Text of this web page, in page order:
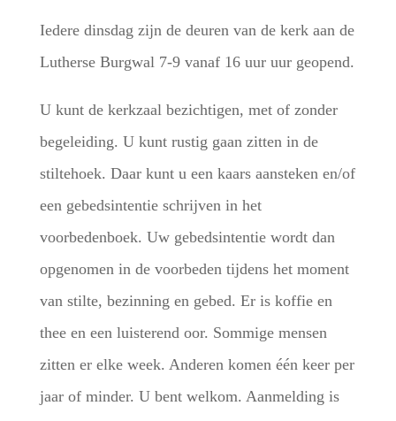
Iedere dinsdag zijn de deuren van de kerk aan de
Lutherse Burgwal 7-9 vanaf 16 uur uur geopend.
U kunt de kerkzaal bezichtigen, met of zonder
begeleiding. U kunt rustig gaan zitten in de
stiltehoek. Daar kunt u een kaars aansteken en/of
een gebedsintentie schrijven in het
voorbedenboek. Uw gebedsintentie wordt dan
opgenomen in de voorbeden tijdens het moment
van stilte, bezinning en gebed. Er is koffie en
thee en een luisterend oor. Sommige mensen
zitten er elke week. Anderen komen één keer per
jaar of minder. U bent welkom. Aanmelding is